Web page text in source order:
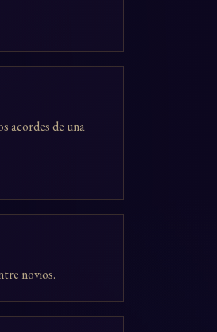
acordes de una
novios.